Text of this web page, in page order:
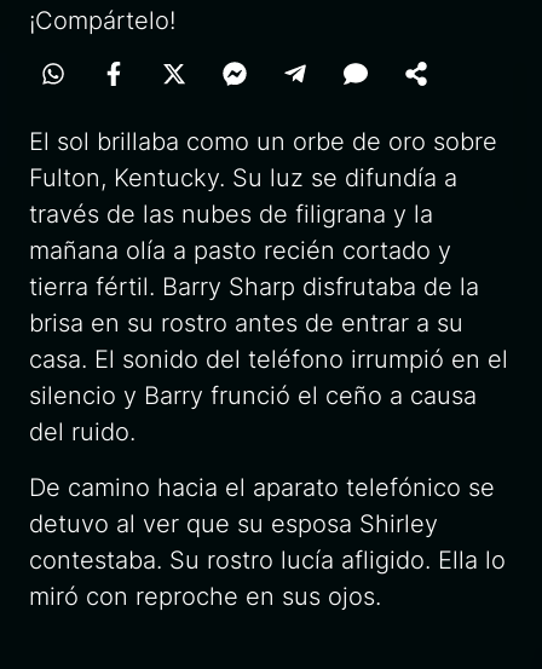
¡Compártelo!
El sol brillaba como un orbe de oro sobre
Fulton, Kentucky. Su luz se difundía a
través de las nubes de filigrana y la
mañana olía a pasto recién cortado y
tierra fértil. Barry Sharp disfrutaba de la
brisa en su rostro antes de entrar a su
casa. El sonido del teléfono irrumpió en el
silencio y Barry frunció el ceño a causa
del ruido.
De camino hacia el aparato telefónico se
detuvo al ver que su esposa Shirley
contestaba. Su rostro lucía afligido. Ella lo
miró con reproche en sus ojos.